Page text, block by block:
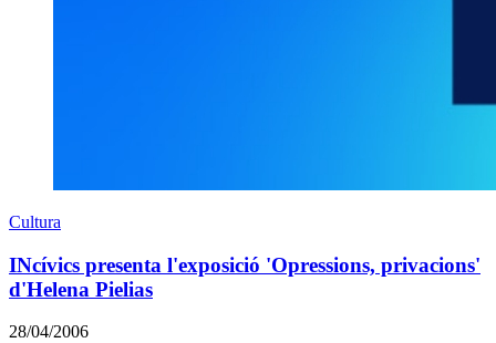
Cultura
INcívics presenta l'exposició 'Opressions, privacions'
d'Helena Pielias
28/04/2006